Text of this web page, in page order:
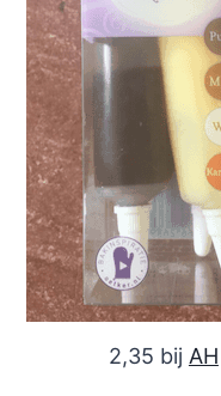
2,35 bij AH